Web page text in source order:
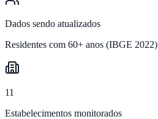
Dados sendo atualizados
Residentes com 60+ anos (IBGE 2022)
11
Estabelecimentos monitorados